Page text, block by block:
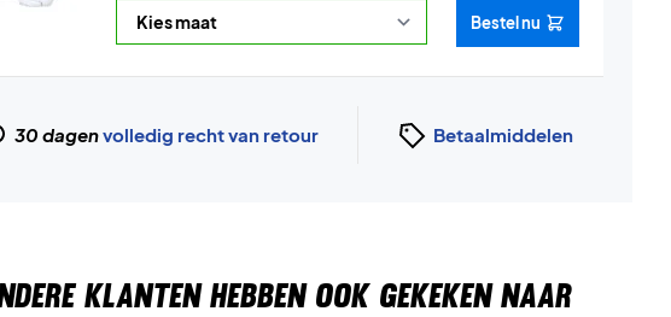
Bestel nu
30 dagenvolledig recht van retour Betaalmiddelen
KLANTEN HEBBEN OOK GEKEKEN NAAR